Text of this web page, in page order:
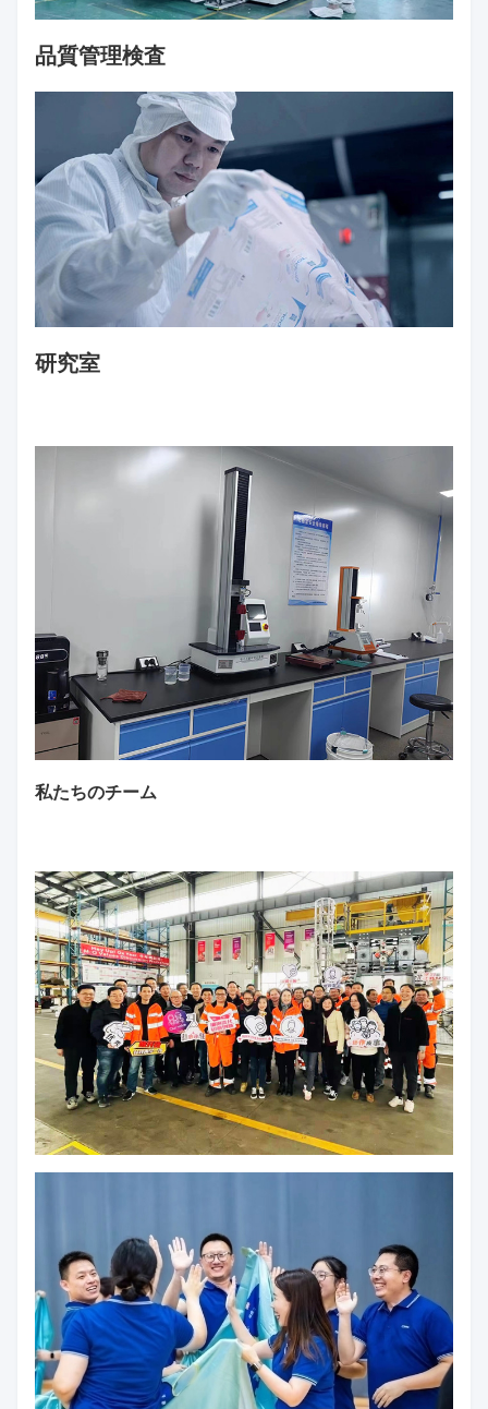
品質管理検査
研究室
私たちのチーム